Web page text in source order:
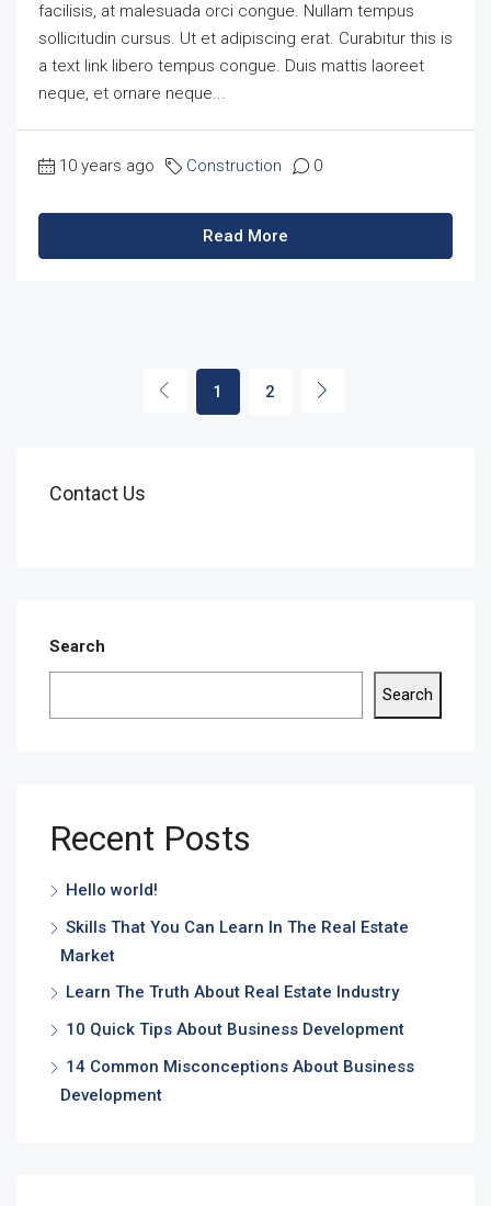
facilisis, at malesuada orci congue. Nullam tempus
sollicitudin cursus. Ut et adipiscing erat. Curabitur this is
a text link libero tempus congue. Duis mattis laoreet
neque, et ornare neque...
10 years ago Construction 0
Read More
1 2
Contact Us
Search
Search
Recent Posts
Hello world!
Skills That You Can Learn In The Real Estate
Market
Learn The Truth About Real Estate Industry
10 Quick Tips About Business Development
14 Common Misconceptions About Business
Development